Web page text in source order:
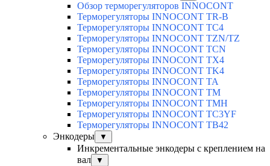
Обзор терморегуляторов INNOCONT
Терморегуляторы INNOCONT TR-B
Терморегуляторы INNOCONT TC4
Терморегуляторы INNOCONT TZN/TZ
Терморегуляторы INNOCONT TCN
Терморегуляторы INNOCONT TX4
Терморегуляторы INNOCONT TK4
Терморегуляторы INNOCONT TA
Терморегуляторы INNOCONT TM
Терморегуляторы INNOCONT TMH
Терморегуляторы INNOCONT TC3YF
Терморегуляторы INNOCONT TB42
Энкодеры
▼
Инкрементальные энкодеры с креплением на
вал
▼